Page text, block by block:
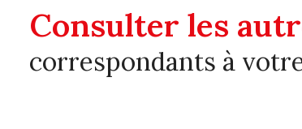
Consulter les
correspondants à